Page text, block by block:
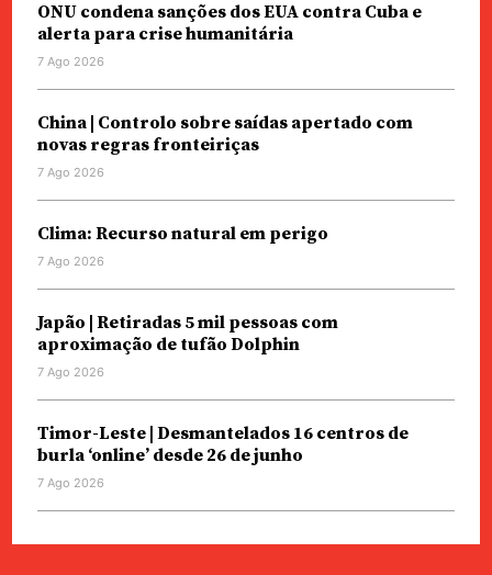
ONU condena sanções dos EUA contra Cuba e
alerta para crise humanitária
7 Ago 2026
China | Controlo sobre saídas apertado com
novas regras fronteiriças
7 Ago 2026
Clima: Recurso natural em perigo
7 Ago 2026
Japão | Retiradas 5 mil pessoas com
aproximação de tufão Dolphin
7 Ago 2026
Timor-Leste | Desmantelados 16 centros de
burla ‘online’ desde 26 de junho
7 Ago 2026